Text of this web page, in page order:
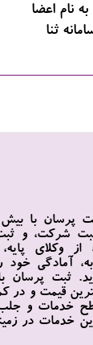
نام اعضا
ثنا
پرسان با
ثبت شرکت، و
از وکلای
آمادگی خود
ثبت پرسان
قیمت و در
سطح خدمات و
خدمات در